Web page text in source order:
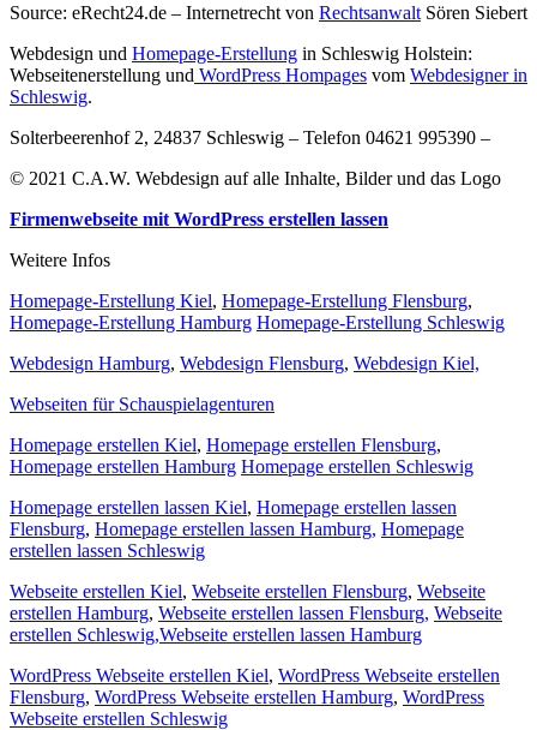
Source: eRecht24.de – Internetrecht von Rechtsanwalt Sören Siebert
Webdesign und Homepage-Erstellung in Schleswig Holstein:
Webseitenerstellung und WordPress Hompages vom Webdesigner in
Schleswig.
Solterbeerenhof 2, 24837 Schleswig – Telefon 04621 995390 –
© 2021 C.A.W. Webdesign auf alle Inhalte, Bilder und das Logo
Firmenwebseite mit WordPress erstellen lassen
Weitere Infos
Homepage-Erstellung Kiel, Homepage-Erstellung Flensburg,
Homepage-Erstellung Hamburg Homepage-Erstellung Schleswig
Webdesign Hamburg, Webdesign Flensburg, Webdesign Kiel,
Webseiten für Schauspielagenturen
Homepage erstellen Kiel, Homepage erstellen Flensburg,
Homepage erstellen Hamburg Homepage erstellen Schleswig
Homepage erstellen lassen Kiel, Homepage erstellen lassen
Flensburg, Homepage erstellen lassen Hamburg, Homepage
erstellen lassen Schleswig
Webseite erstellen Kiel, Webseite erstellen Flensburg, Webseite
erstellen Hamburg, Webseite erstellen lassen Flensburg, Webseite
erstellen Schleswig,Webseite erstellen lassen Hamburg
WordPress Webseite erstellen Kiel, WordPress Webseite erstellen
Flensburg, WordPress Webseite erstellen Hamburg, WordPress
Webseite erstellen Schleswig